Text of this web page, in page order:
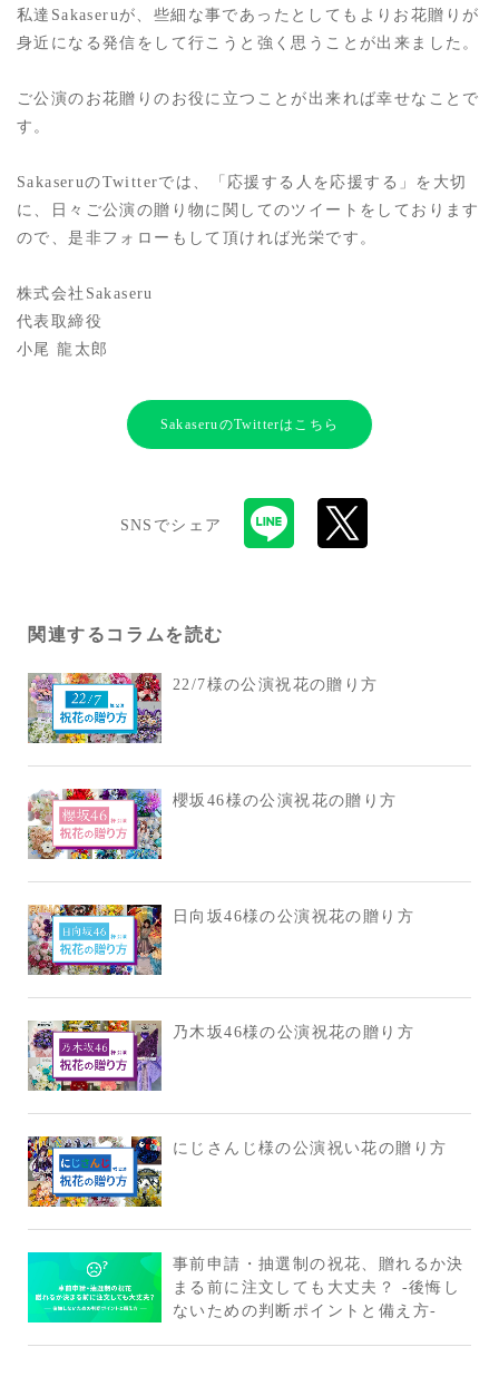
私達Sakaseruが、些細な事であったとしてもよりお花贈りが
身近になる発信をして行こうと強く思うことが出来ました。
ご公演のお花贈りのお役に立つことが出来れば幸せなことで
す。
SakaseruのTwitterでは、「応援する人を応援する」を大切
に、日々ご公演の贈り物に関してのツイートをしております
ので、是非フォローもして頂ければ光栄です。
株式会社Sakaseru
代表取締役
小尾 龍太郎
SakaseruのTwitterはこちら
SNSでシェア
関連するコラムを読む
22/7様の公演祝花の贈り方
櫻坂46様の公演祝花の贈り方
日向坂46様の公演祝花の贈り方
乃木坂46様の公演祝花の贈り方
にじさんじ様の公演祝い花の贈り方
事前申請・抽選制の祝花、贈れるか決
まる前に注文しても大丈夫？ -後悔し
ないための判断ポイントと備え方-